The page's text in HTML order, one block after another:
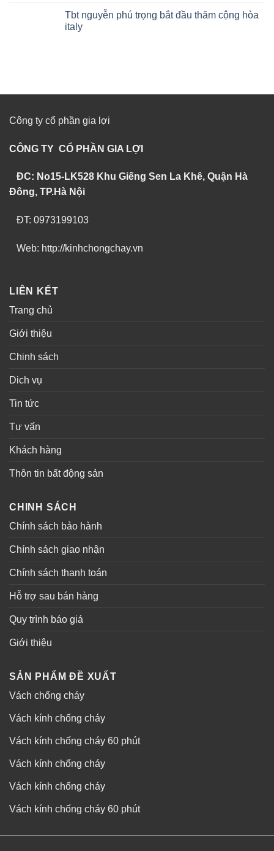
Tbt nguyễn phú trọng bắt đầu thăm cộng hòa
italy
Công ty cổ phần gia lợi
CÔNG TY CỔ PHẦN GIA LỢI
ĐC: No15-LK528 Khu Giếng Sen La Khê, Quận Hà
Đông, TP.Hà Nội
ĐT: 0973199103
Web: http://kinhchongchay.vn
LIÊN KẾT
Trang chủ
Giới thiệu
Chinh sách
Dich vụ
Tin tức
Tư vấn
Khách hàng
Thôn tin bất động sản
CHINH SÁCH
Chính sách bảo hành
Chính sách giao nhận
Chính sách thanh toán
Hỗ trợ sau bán hàng
Quy trình báo giá
Giới thiệu
SẢN PHẨM ĐỀ XUẤT
Vách chống cháy
Vách kính chống cháy
Vách kính chống cháy 60 phút
Vách kính chống cháy
Vách kính chống cháy
Vách kính chống cháy 60 phút